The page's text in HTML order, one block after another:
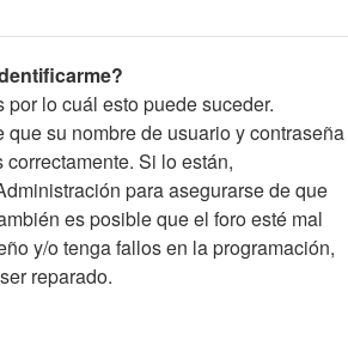
lo cuál esto puede suceder.
que su nombre de usuario y contraseña
Si lo están,
para asegurarse de que
es posible que el foro esté mal
y/o tenga fallos en la programación,
reparado.